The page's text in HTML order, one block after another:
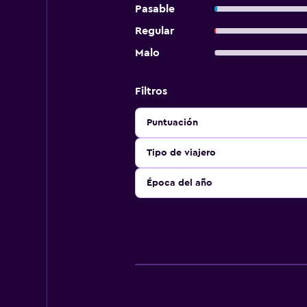
Pasable
Regular
Malo
Filtros
Puntuación
Tipo de viajero
Época del año